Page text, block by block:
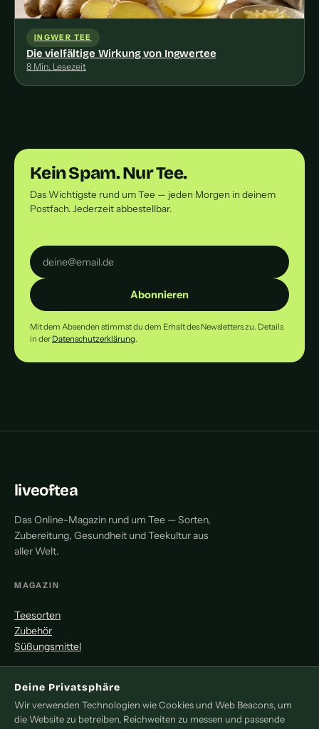
INGWER TEE
Die vielfältige Wirkung von Ingwertee
8 Min. Lesezeit
Kein Spam. Nur Tee.
Das Wichtigste rund um Tee — jeden Morgen in deinem
Postfach. Jederzeit abbestellbar.
Abonnieren
Mit dem Absenden stimmst du dem Erhalt des Newsletters zu. Details
in der Datenschutzerklärung.
liveoftea
Das Online-Magazin rund um Tee — Sorten,
Zubereitung, Gesundheit und Teekultur aus
aller Welt.
MAGAZIN
Teesorten
Zubehör
Süßungsmittel
MITMACHEN
Redaktion
Pressemitteilung
Deine Privatsphäre
Wir verwenden Technologien wie Cookies und Web Beacons, um
die Website zu betreiben, Reichweiten zu messen und passende